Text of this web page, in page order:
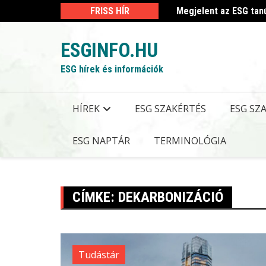
to
FRISS HÍR Megjelent az ESG
ESGINFO.HU
ESG hírek és információk
HÍREK ESG SZAKÉRTÉS ESG
ESG NAPTÁR TERMINOLÓGIA
CÍMKE: DEKARBONIZÁCIÓ
Tudástár